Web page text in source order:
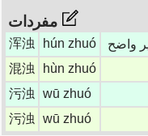
浑浊 hún zhuó
واضح
混浊
hùn zhuó
污浊
wū zhuó
污浊
wū zhuó